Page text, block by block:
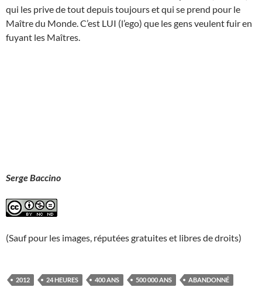
qui les prive de tout depuis toujours et qui se prend pour le
Maître du Monde. C’est LUI (l’ego) que les gens veulent fuir en
fuyant les Maîtres.
Serge Baccino
(Sauf pour les images, réputées gratuites et libres de droits)
2012 24 HEURES 400 ANS 500 000 ANS ABANDONNÉ